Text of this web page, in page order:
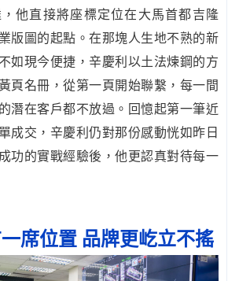
他直接將座標定位在大馬首都吉隆
版圖的起點。在那塊人生地不熟的新
如現今便捷，辛慶利以土法煉鋼的方
頁名冊，從第一頁開始聯繫，每一間
潛在客戶都不放過。回憶起第一筆近
成交，辛慶利仍對那份感動恍如昨日
功的實戰經驗後，他更認真對待每一
席位置 品牌更屹立不搖